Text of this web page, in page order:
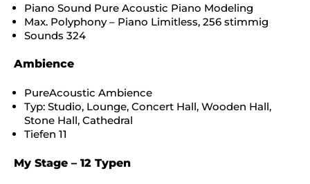
Piano Sound Pure Acoustic Piano Modeling
Max. Polyphony – Piano Limitless, 256 stimmig
Sounds 324
Ambience
PureAcoustic Ambience
Typ: Studio, Lounge, Concert Hall, Wooden Hall,
Stone Hall, Cathedral
Tiefen 11
My Stage – 12 Typen